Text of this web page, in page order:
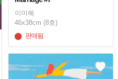
이미혜
46x38cm (8호)
판매됨